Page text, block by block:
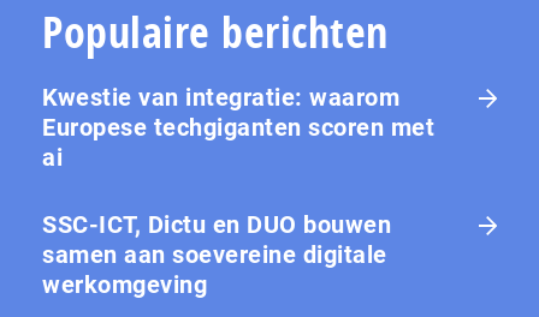
Populaire berichten
Kwestie van integratie: waarom
Europese tech­gi­gan­ten scoren met
ai
SSC-ICT, Dictu en DUO bouwen
samen aan soevereine digitale
werkomgeving